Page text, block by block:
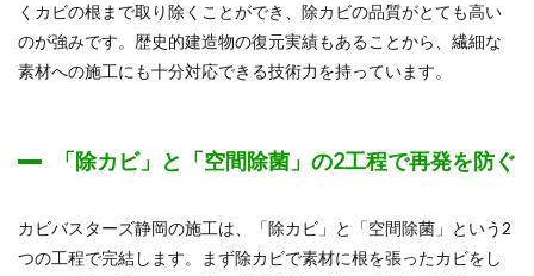
くカビの根まで取り除くことができ、除カビの品質がとても高い
のが強みです。歴史的建造物の復元実績もあることから、繊細な
素材への施工にも十分対応できる技術力を持っています。
「除カビ」と「空間除菌」の2工程で再発を防ぐ
カビバスターズ静岡の施工は、「除カビ」と「空間除菌」という2
つの工程で完結します。まず除カビで素材に根を張ったカビをし